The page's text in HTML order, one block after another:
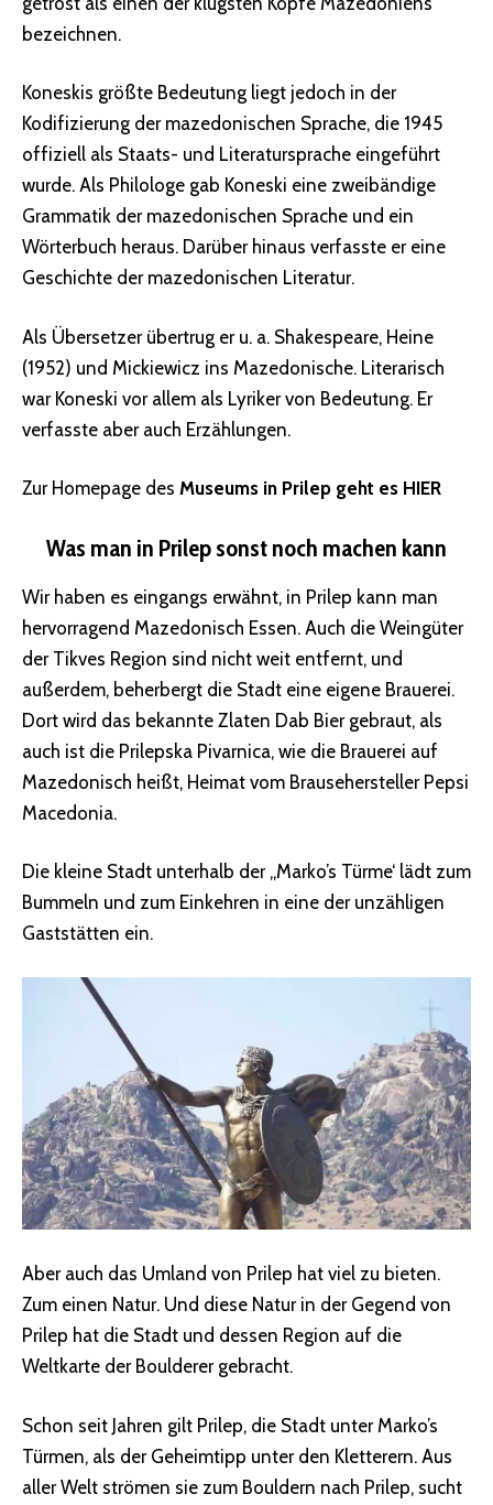
bezeichnen.
Koneskis größte Bedeutung liegt jedoch in der
Kodifizierung der mazedonischen Sprache, die 1945
offiziell als Staats- und Literatursprache eingeführt
wurde. Als Philologe gab Koneski eine zweibändige
Grammatik der mazedonischen Sprache und ein
Wörterbuch heraus. Darüber hinaus verfasste er eine
Geschichte der mazedonischen Literatur.
Als Übersetzer übertrug er u. a. Shakespeare, Heine
(1952) und Mickiewicz ins Mazedonische. Literarisch
war Koneski vor allem als Lyriker von Bedeutung. Er
verfasste aber auch Erzählungen.
Zur Homepage des Museums in Prilep geht es HIER
Was man in Prilep sonst noch machen kann
Wir haben es eingangs erwähnt, in Prilep kann man
hervorragend Mazedonisch Essen. Auch die Weingüter
der Tikves Region sind nicht weit entfernt, und
außerdem, beherbergt die Stadt eine eigene Brauerei.
Dort wird das bekannte Zlaten Dab Bier gebraut, als
auch ist die Prilepska Pivarnica, wie die Brauerei auf
Mazedonisch heißt, Heimat vom Brausehersteller Pepsi
Macedonia.
Die kleine Stadt unterhalb der „Marko’s Türme‘ lädt zum
Bummeln und zum Einkehren in eine der unzähligen
Gaststätten ein.
Aber auch das Umland von Prilep hat viel zu bieten.
Zum einen Natur. Und diese Natur in der Gegend von
Prilep hat die Stadt und dessen Region auf die
Weltkarte der Boulderer gebracht.
Schon seit Jahren gilt Prilep, die Stadt unter Marko’s
Türmen, als der Geheimtipp unter den Kletterern. Aus
aller Welt strömen sie zum Bouldern nach Prilep, sucht